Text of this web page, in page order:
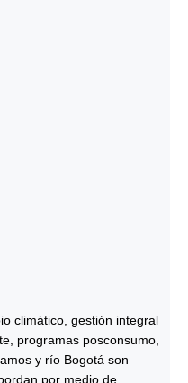
climático, gestión integral
programas posconsumo,
y río Bogotá son
por medio de